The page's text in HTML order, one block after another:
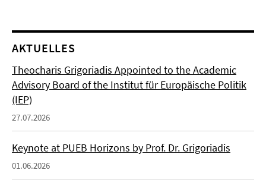
AKTUELLES
Theocharis Grigoriadis Appointed to the Academic
Advisory Board of the Institut für Europäische Politik
(IEP)
27.07.2026
Keynote at PUEB Horizons by Prof. Dr. Grigoriadis
01.06.2026